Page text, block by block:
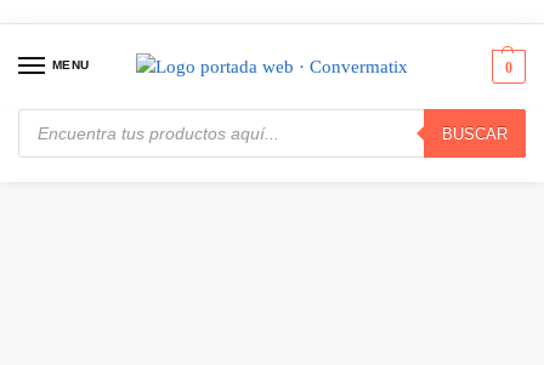
MENU
BUSCAR
0
Inicio / Computadores / Portátiles / HP 14-ep1000la, Laptop 14″ FHD IPS, Intel Core Ultra 5 125H, 16GB RAM, 512GB NVMe, W11 Home, Teclado español, Plata · A38S0LA#ABM